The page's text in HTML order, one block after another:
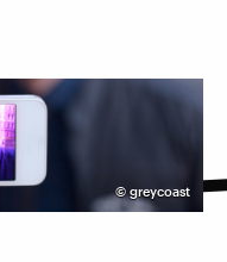
© greycoast